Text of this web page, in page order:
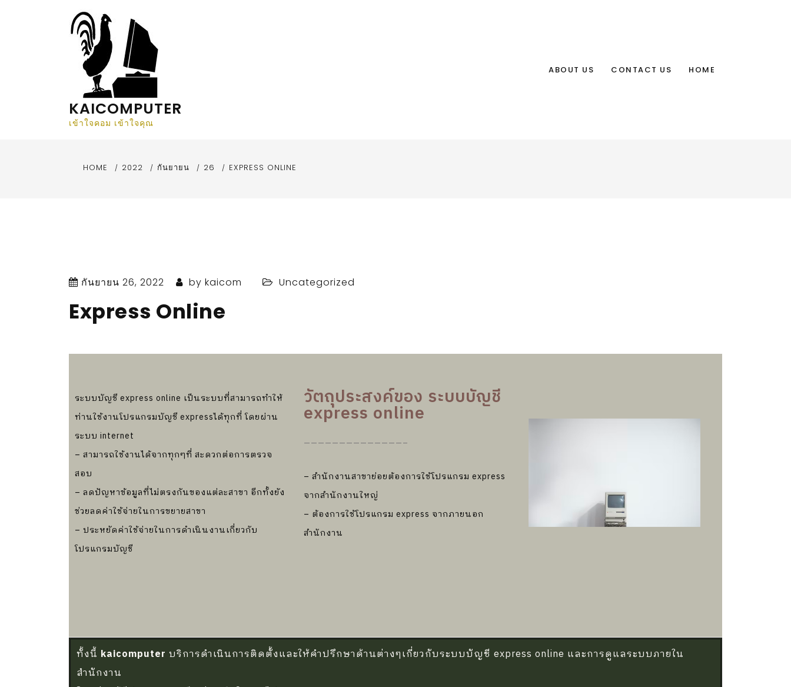
KAICOMPUTER
เข้าใจคอม เข้าใจคุณ
ABOUT US CONTACT US HOME
HOME 2022 กันยายน 26 EXPRESS ONLINE
กันยายน 26, 2022 by kaicom Uncategorized
Express Online
ระบบบัญชี express online เป็นระบบที่สามารถทำให้
ท่านใช้งานโปรแกรมบัญชี expressได้ทุกที่ โดยผ่าน
ระบบ internet
– สามารถใช้งานได้จากทุกๆที่ สะดวกต่อการตรวจ
สอบ
– ลดปัญหาข้อมูลที่ไม่ตรงกันของแต่ละสาขา อีกทั้งยัง
ช่วยลดค่าใช้จ่ายในการขยายสาขา
– ประหยัดค่าใช้จ่ายในการดำเนินงานเกี่ยวกับ
โปรแกรมบัญชี
วัตถุประสงค์ของ ระบบบัญชี
express online
——————————————–
– สำนักงานสาขาย่อยต้องการใช้โปรแกรม express
จากสำนักงานใหญ่
– ต้องการใช้โปรแกรม express จากภายนอก
สำนักงาน
ทั้งนี้ kaicomputer บริการดำเนินการติดตั้งและให้คำปรึกษาด้านต่างๆเกี่ยวกับระบบบัญชี express online และการดูแลระบบภายใน
สำนักงาน